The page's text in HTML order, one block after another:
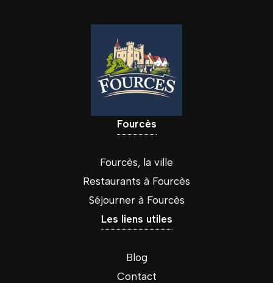
Fourcès
Fourcès, la ville
Restaurants à Fourcès
Séjourner à Fourcès
Les liens utiles
Blog
Contact